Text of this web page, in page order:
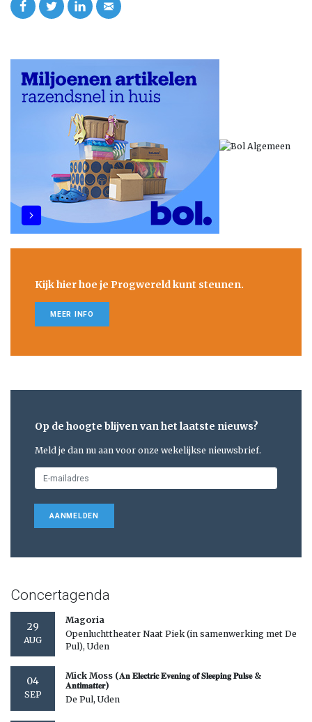
Kijk hier hoe je Progwereld kunt steunen.
MEER INFO
Op de hoogte blijven van het laatste nieuws?
Meld je dan nu aan voor onze wekelijkse nieuwsbrief.
AANMELDEN
Concertagenda
29
AUG
Magoria
Openluchttheater Naat Piek (in samenwerking met De
Pul), Uden
04
SEP
Mick Moss (𝐀𝐧 𝐄𝐥𝐞𝐜𝐭𝐫𝐢𝐜 𝐄𝐯𝐞𝐧𝐢𝐧𝐠 𝐨𝐟 𝐒𝐥𝐞𝐞𝐩𝐢𝐧𝐠 𝐏𝐮𝐥𝐬𝐞 &
𝐀𝐧𝐭𝐢𝐦𝐚𝐭𝐭𝐞𝐫)
De Pul, Uden